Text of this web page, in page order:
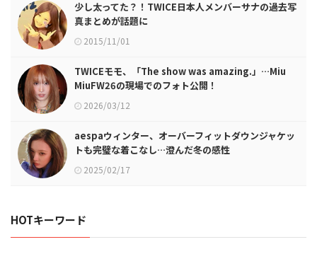
少し太ってた？！TWICE日本人メンバーサナの過去写
真まとめが話題に
2015/11/01
TWICEモモ、「The show was amazing.」…Miu
MiuFW26の現場でのフォト公開！
2026/03/12
aespaウィンター、オーバーフィットダウンジャケッ
トも完璧な着こなし…澄んだ冬の感性
2025/02/17
HOTキーワード